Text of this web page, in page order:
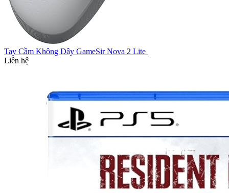
Tay Cầm Không Dây GameSir Nova 2 Lite
Liên hệ